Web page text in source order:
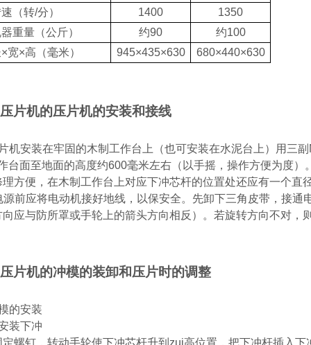
（转/分） 1400
1350
重量（公斤）
约90 约100
宽×高（毫米）
945×435×630 680×440×630
片机的压片机的安装和接线
机安装在牢固的木制工作台上（也可安装在水泥台上）用三副
台面至地面的高度约600毫米左右（以手摇，操作方便为度）
方便，在木制工作台上对应下冲芯杆的位置处还应有一个直
源前应将电动机接好地线，以保安全。先卸下三角皮带，接
应与防所罩或手轮上的箭头方向相反）。若旋转方向不对，
片机的冲模的装卸和压片时的调整
的安装
装下冲
螺钉，转动手轮使下冲芯杆升到zui高位置，把下冲杆插入